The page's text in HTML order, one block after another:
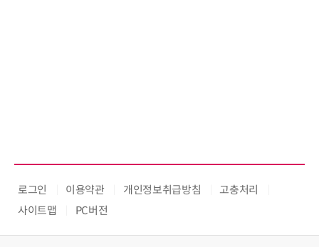
로그인 이용약관 개인정보취급방침
고충처리
사이트맵
PC버전